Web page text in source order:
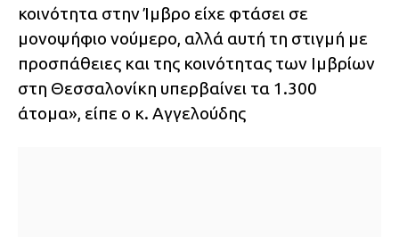
κοινότητα στην Ίμβρο είχε φτάσει σε
μονοψήφιο νούμερο, αλλά αυτή τη στιγμή με
προσπάθειες και της κοινότητας των Ιμβρίων
στη Θεσσαλονίκη υπερβαίνει τα 1.300
άτομα», είπε ο κ. Αγγελούδης